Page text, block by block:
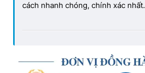
cách nhanh chóng, chính xác nhất.